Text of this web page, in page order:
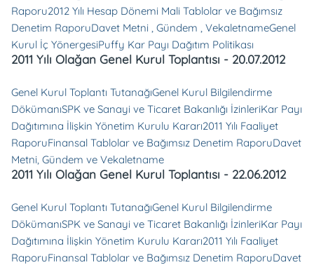
Raporu2012 Yılı Hesap Dönemi Mali Tablolar ve Bağımsız
Denetim RaporuDavet Metni , Gündem , VekaletnameGenel
Kurul İç YönergesiPuffy Kar Payı Dağıtım Politikası
2011 Yılı Olağan Genel Kurul Toplantısı - 20.07.2012
Genel Kurul Toplantı TutanağıGenel Kurul Bilgilendirme
DökümanıSPK ve Sanayi ve Ticaret Bakanlığı İzinleriKar Payı
Dağıtımına İlişkin Yönetim Kurulu Kararı2011 Yılı Faaliyet
RaporuFinansal Tablolar ve Bağımsız Denetim RaporuDavet
Metni, Gündem ve Vekaletname
2011 Yılı Olağan Genel Kurul Toplantısı - 22.06.2012
Genel Kurul Toplantı TutanağıGenel Kurul Bilgilendirme
DökümanıSPK ve Sanayi ve Ticaret Bakanlığı İzinleriKar Payı
Dağıtımına İlişkin Yönetim Kurulu Kararı2011 Yılı Faaliyet
RaporuFinansal Tablolar ve Bağımsız Denetim RaporuDavet